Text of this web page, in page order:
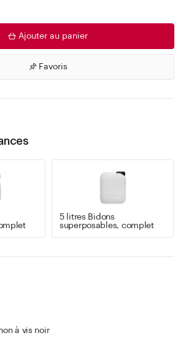
Ajouter au panier
Favoris
5 litres Bidons
superposables, complet
à vis noir